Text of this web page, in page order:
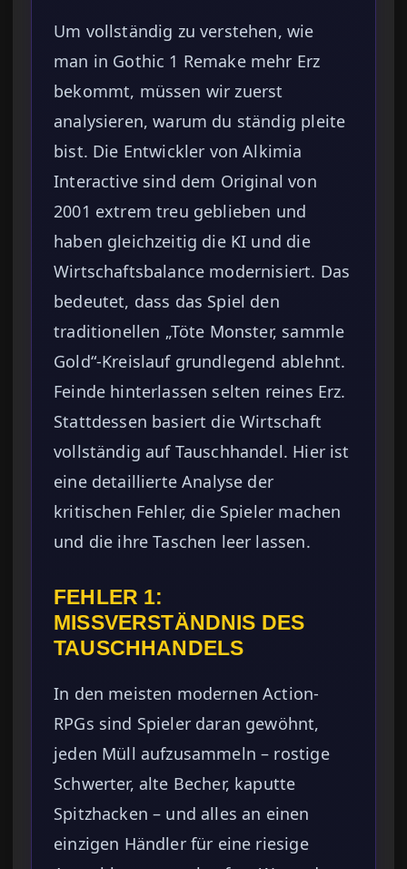
Um vollständig zu verstehen, wie
man in Gothic 1 Remake mehr Erz
bekommt, müssen wir zuerst
analysieren, warum du ständig pleite
bist. Die Entwickler von Alkimia
Interactive sind dem Original von
2001 extrem treu geblieben und
haben gleichzeitig die KI und die
Wirtschaftsbalance modernisiert. Das
bedeutet, dass das Spiel den
traditionellen „Töte Monster, sammle
Gold“-Kreislauf grundlegend ablehnt.
Feinde hinterlassen selten reines Erz.
Stattdessen basiert die Wirtschaft
vollständig auf Tauschhandel. Hier ist
eine detaillierte Analyse der
kritischen Fehler, die Spieler machen
und die ihre Taschen leer lassen.
FEHLER 1:
MISSVERSTÄNDNIS DES
TAUSCHHANDELS
In den meisten modernen Action-
RPGs sind Spieler daran gewöhnt,
jeden Müll aufzusammeln – rostige
Schwerter, alte Becher, kaputte
Spitzhacken – und alles an einen
einzigen Händler für eine riesige